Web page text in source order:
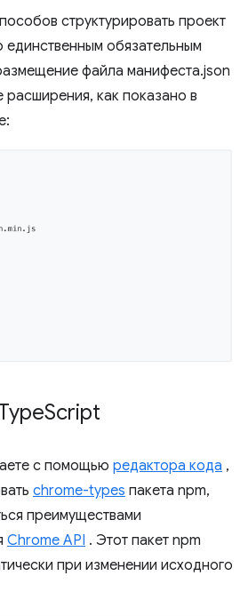
структурировать проект
обязательным
файла манифеста.json
расширения, как показано в
Script
с помощью редактора кода ,
chrome-types пакета npm,
преимуществами
Chrome API . Этот пакет npm
при изменении исходного